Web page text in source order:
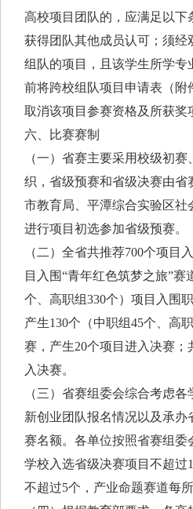
高校项目团队的，应满足以
获得团队其他成员认可；须
组队的项目，且该学生所学专
前将跨校组队项目申请表（
取消该项目参赛资格及所获奖
六、比赛赛制
（一）省赛主要采用校级初
织，省级预赛和省级决赛由
市教育局、平潭综合实验区
进行项目初选参加省级预赛。
（二）全省共推荐700个项目
目入围“青年红色筑梦之旅”
个、高职组330个）项目入围
产生130个（中职组45个、高
赛，产生20个项目进入决赛
入决赛。
（三）省赛组委会综合考虑
新创业团队报名情况以及承办
赛名额。各单位按照省赛组
学校入选省级决赛项目不超过
不超过5个，产业命题赛道每